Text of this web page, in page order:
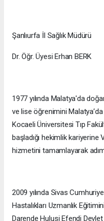
Şanlıurfa İl Sağlık Müdürü
Dr. Öğr. Üyesi Erhan BERK
1977 yılında Malatya'da
ve lise öğrenimini Malatya’da
Kocaeli Üniversitesi Tıp
başladığı hekimlik
hizmetini tamamlayarak adım
2009 yılında Sivas
Hastalıkları Uzmanlık
Darende Hulusi Efendi